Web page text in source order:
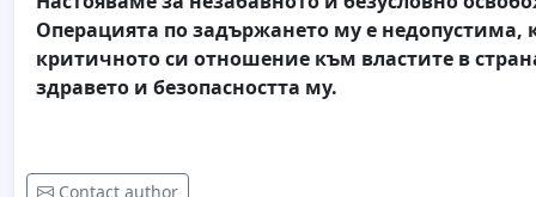
Операцията по задържането му е недопустима,
критичното си отношение към властите в
здравето и безопасността му.
Contact author